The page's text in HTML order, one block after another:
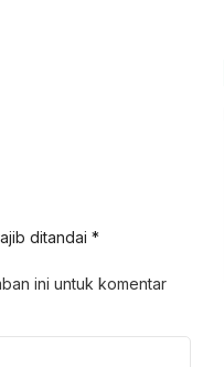
ditandai *
ini untuk komentar